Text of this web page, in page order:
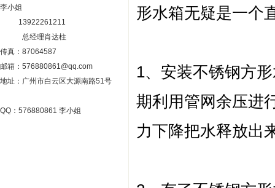
形水箱无疑是一个
1、安装不锈钢方
期利用管网余压进
力下降把水释放出
李小姐
13922261211
总经理肖达柱
传真：87064587
邮箱：576880861@qq.com
地址：广州市白云区大源南路51号
QQ：576880861 李小姐